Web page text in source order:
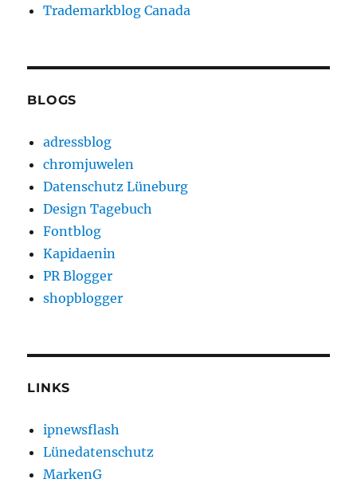
Trademarkblog Canada
BLOGS
adressblog
chromjuwelen
Datenschutz Lüneburg
Design Tagebuch
Fontblog
Kapidaenin
PR Blogger
shopblogger
LINKS
ipnewsflash
Lünedatenschutz
MarkenG